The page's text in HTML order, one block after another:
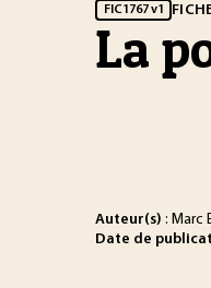
FIC1767 v1
La
Auteur(s) : Marc
Date de